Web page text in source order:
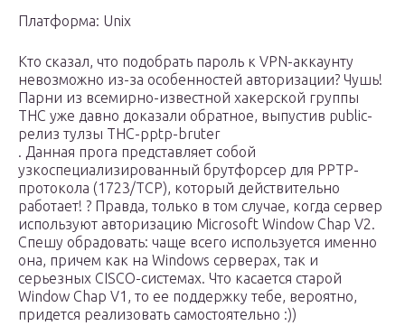
Платформа: Unix
Кто сказал, что подобрать пароль к VPN-аккаунту
невозможно из-за особенностей авторизации? Чушь!
Парни из всемирно-известной хакерской группы
THC уже давно доказали обратное, выпустив public-
релиз тулзы THC-pptp-bruter
. Данная прога представляет собой
узкоспециализированный брутфорсер для PPTP-
протокола (1723/TCP), который действительно
работает! ? Правда, только в том случае, когда сервер
используют авторизацию Microsoft Window Chap V2.
Спешу обрадовать: чаще всего используется именно
она, причем как на Windows серверах, так и
серьезных CISCO-системах. Что касается старой
Window Chap V1, то ее поддержку тебе, вероятно,
придется реализовать самостоятельно :))